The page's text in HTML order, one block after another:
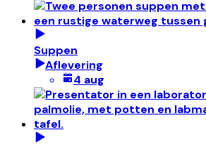
Suppen
Aflevering
4 aug